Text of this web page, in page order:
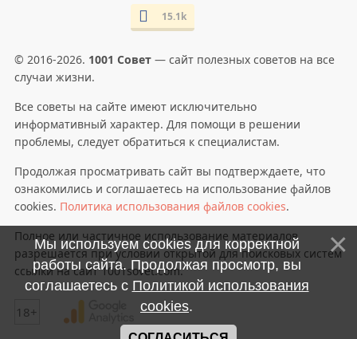
15.1k
© 2016-2026. 1001 Совет— сайт полезных советов на все
случаи жизни.
Все советы на сайте имеют исключительно
информативный характер. Для помощи в решении
проблемы, следует обратиться к специалистам.
Продолжая просматривать сайт вы подтверждаете, что
ознакомились и соглашаетесь на использование файлов
cookies. Политика использования файлов cookies.
Полное или частичное использование материалов
разрешается при условии открытой для поисковых систем
ссылки на сайт 1001sovet.com.
18+
Мы используем cookies для корректной
работы сайта. Продолжая просмотр, вы
соглашаетесь с Политикой использования
cookies.